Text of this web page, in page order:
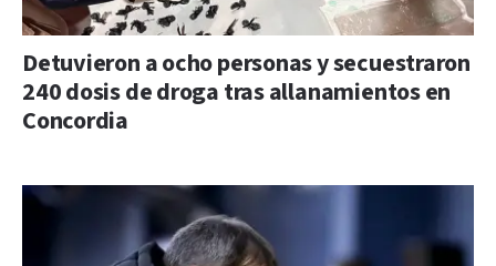
Detuvieron a ocho personas y secuestraron
240 dosis de droga tras allanamientos en
Concordia